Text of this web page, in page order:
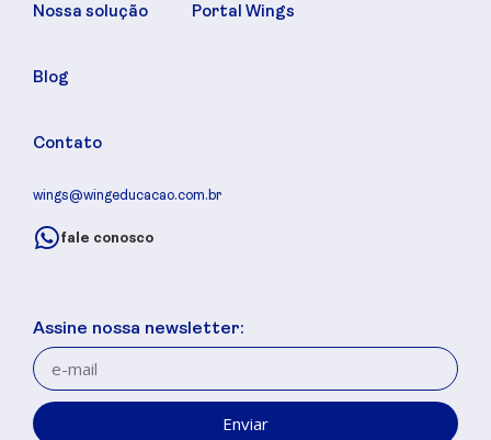
Nossa solução
Blog
Contato
Portal Wings
wings@wingeducacao.com.br
fale conosco
Assine nossa newsletter:
Enviar